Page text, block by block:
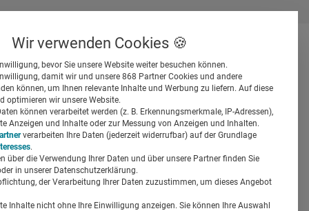
Suchen
Wir verwenden Cookies 🍪
bevor Sie unsere Website weiter besuchen können.
damit wir und unsere 868 Partner Cookies und andere
können, um Ihnen relevante Inhalte und Werbung zu liefern. Auf diese
optimieren wir unsere Website.
können verarbeitet werden (z. B. Erkennungsmerkmale, IP-Adressen),
Anzeigen und Inhalte oder zur Messung von Anzeigen und Inhalten.
verarbeiten Ihre Daten (jederzeit widerrufbar) auf der Grundlage
.
über die Verwendung Ihrer Daten und über unsere Partner finden Sie
in unserer Datenschutzerklärung.
der Verarbeitung Ihrer Daten zuzustimmen, um dieses Angebot
Inhalte nicht ohne Ihre Einwilligung anzeigen. Sie können Ihre Auswahl